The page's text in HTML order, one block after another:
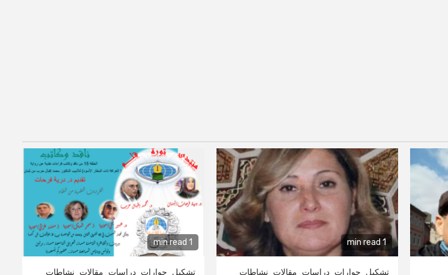
1 min read
تشكيل حوارات دراسات مقالات نشاطات
1 min read
تشكيل حوارات دراسات مقالات نشاطات